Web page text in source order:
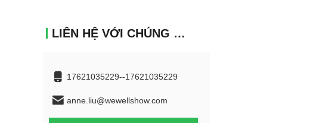
LIÊN HỆ VỚI CHÚNG TÔI
17621035229--17621035229
anne.liu@wewellshow.com